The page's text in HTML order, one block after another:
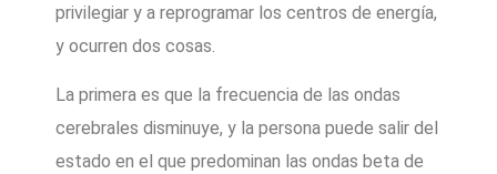
privilegiar y a reprogramar los centros de energía,
y ocurren dos cosas.
La primera es que la frecuencia de las ondas
cerebrales disminuye, y la persona puede salir del
estado en el que predominan las ondas beta de